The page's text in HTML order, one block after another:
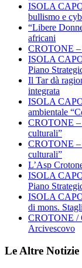
ISOLA
bullismo e
“Libere
africani
CROTONE –
ISOLA
Piano
Il Tar dà
integrata
ISOLA
ambientale
CROTONE –
culturali”
CROTONE –
culturali”
L’Asp
ISOLA
Piano
ISOLA
di mons.
CROTONE /
Arcivescovo
Le Altre Notizie